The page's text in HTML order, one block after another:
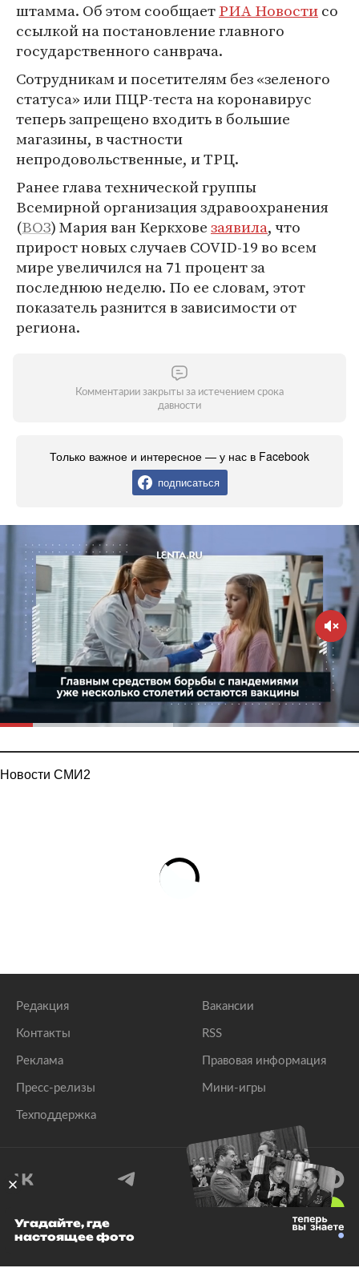
штамма. Об этом сообщаетРИА Новостисо
ссылкой на постановление главного
государственного санврача.
Сотрудникам и посетителям без «зеленого
статуса» или ПЦР-теста на коронавирус
теперь запрещено входить в большие
магазины, в частности
непродовольственные, и ТРЦ.
Ранее глава технической группы
Всемирной организация здравоохранения
(ВОЗ) Мария ван Керкховезаявила, что
прирост новых случаев COVID-19 во всем
мире увеличился на 71 процент за
последнюю неделю. По ее словам, этот
показатель разнится в зависимости от
региона.
Комментарии закрыты за истечением срока
давности
Только важное и интересное — у нас в Facebook
подписаться
Новости СМИ2
Редакция
Контакты
Реклама
Пресс-релизы
Техподдержка
Вакансии
RSS
Правовая информация
Мини-игры
© 1999–2026 Все права защищены.
Угадайте, где
настоящее фото